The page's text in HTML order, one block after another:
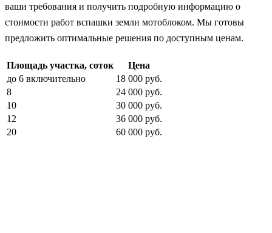
ваши требования и получить подробную информацию о
стоимости работ вспашки земли мотоблоком. Мы готовы
предложить оптимальные решения по доступным ценам.
Площадь участка, соток
Цена
до 6 включительно
18 000 руб.
8
24 000 руб.
10
30 000 руб.
12
36 000 руб.
20
60 000 руб.